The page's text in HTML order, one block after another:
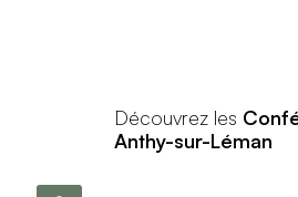
Découvrez les
Anthy-sur-Léman